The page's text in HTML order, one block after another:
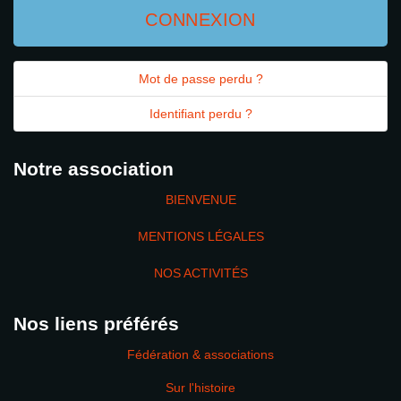
CONNEXION
Mot de passe perdu ?
Identifiant perdu ?
Notre association
BIENVENUE
MENTIONS LÉGALES
NOS ACTIVITÉS
Nos liens préférés
Fédération & associations
Sur l'histoire